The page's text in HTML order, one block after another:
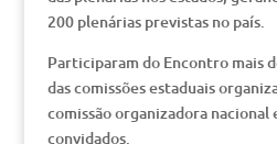
200 plenárias previstas no país.
Participaram do Encontro mais
das comissões estaduais
comissão organizadora nacional
convidados.